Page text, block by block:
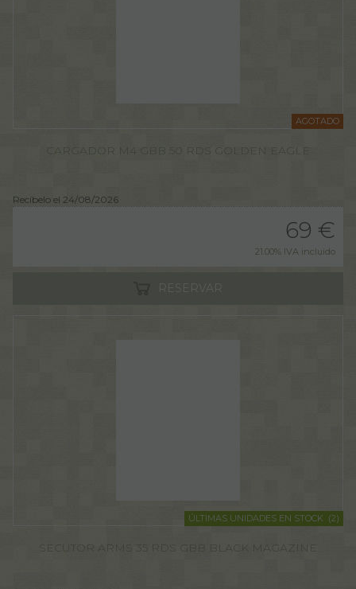
AGOTADO
CARGADOR M4 GBB 50 RDS GOLDEN EAGLE
Recíbelo el 24/08/2026
69 €
21.00% IVA incluido
RESERVAR
ÚLTIMAS UNIDADES EN STOCK (2)
SECUTOR ARMS 35 RDS GBB BLACK MAGAZINE